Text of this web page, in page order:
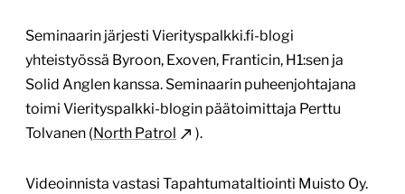
Seminaarin järjesti Vierityspalkki.fi-blogi
yhteistyössä Byroon, Exoven, Franticin, H1:sen ja
Solid Anglen kanssa. Seminaarin puheenjohtajana
toimi Vierityspalkki-blogin päätoimittaja Perttu
Tolvanen (North Patrol ).
Videoinnista vastasi Tapahtumataltiointi Muisto Oy.